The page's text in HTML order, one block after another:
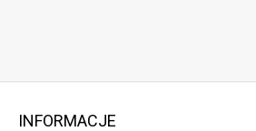
INFORMACJE